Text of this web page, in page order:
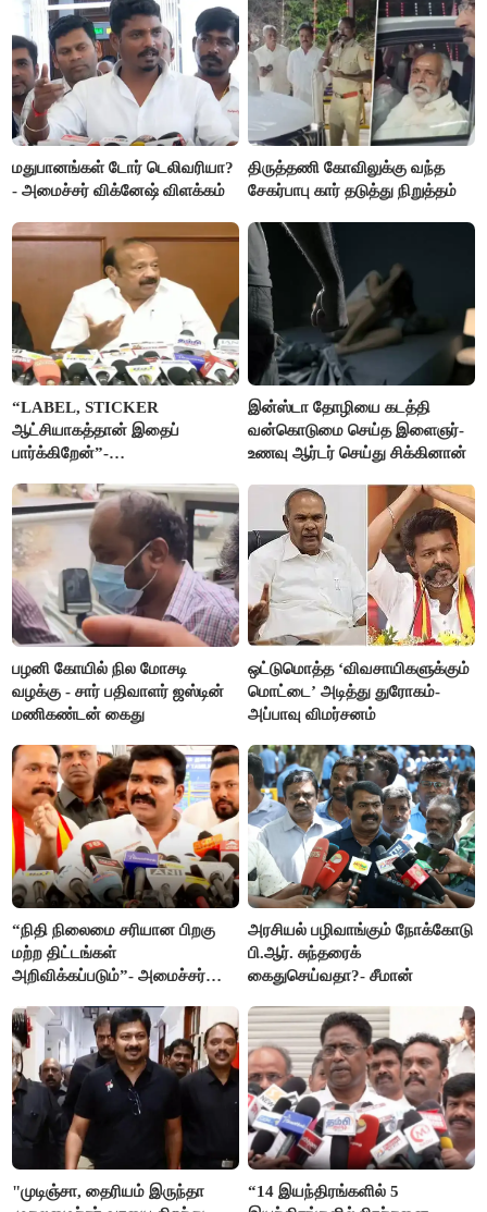
மதுபானங்கள் டோர் டெலிவரியா?
- அமைச்சர் விக்னேஷ் விளக்கம்
திருத்தணி கோவிலுக்கு வந்த
சேகர்பாபு கார் தடுத்து நிறுத்தம்
“LABEL, STICKER
ஆட்சியாகத்தான் இதைப்
பார்க்கிறேன்”-
இன்ஸ்டா தோழியை கடத்தி
வன்கொடுமை செய்த இளைஞர்-
உணவு ஆர்டர் செய்து சிக்கினான்
பழனி கோயில் நில மோசடி
வழக்கு - சார் பதிவாளர் ஜஸ்டின்
மணிகண்டன் கைது
ஒட்டுமொத்த ‘விவசாயிகளுக்கும்
மொட்டை’ அடித்து துரோகம்-
அப்பாவு விமர்சனம்
“நிதி நிலைமை சரியான பிறகு
மற்ற திட்டங்கள்
அறிவிக்கப்படும்”- அமைச்சர்
அரசியல் பழிவாங்கும் நோக்கோடு
பி.ஆர். சுந்தரைக்
கைதுசெய்வதா?- சீமான்
"முடிஞ்சா, தைரியம் இருந்தா
“14 இயந்திரங்களில் 5